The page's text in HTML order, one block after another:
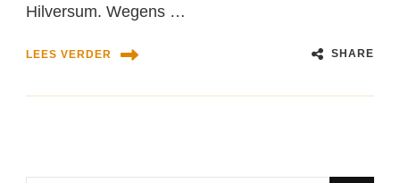
Hilversum. Wegens …
LEES VERDER SHARE